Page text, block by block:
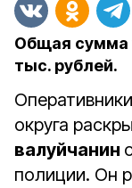
Общая сумма
тыс. рублей.
округа
валуйчанин
полиции. Он